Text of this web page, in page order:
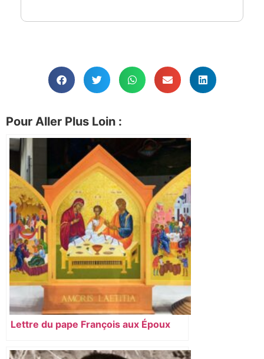
Pour Aller Plus Loin :
Lettre du pape François aux Époux